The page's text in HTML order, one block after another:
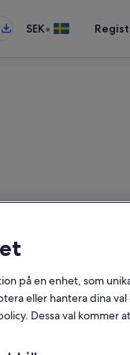
SEK•
för
på en enhet, som
eller hantera dina
Dessa val kommer